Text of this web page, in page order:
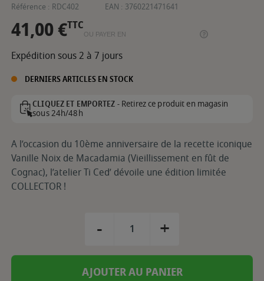
Référence : RDC402 EAN : 3760221471641
41,00 €TTC
OU PAYER EN
Expédition sous 2 à 7 jours
DERNIERS ARTICLES EN STOCK
CLIQUEZ ET EMPORTEZ -Retirez ce produit en magasin
sous 24h/48h
A l’occasion du 10ème anniversaire de la recette iconique
Vanille Noix de Macadamia (Vieillissement en fût de
Cognac), l’atelier Ti Ced’ dévoile une édition limitée
COLLECTOR !
- +
AJOUTER AU PANIER